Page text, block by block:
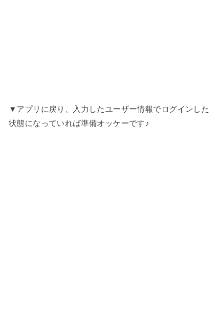
▼アプリに戻り、入力したユーザー情報でログインした
状態になっていれば準備オッケーです♪